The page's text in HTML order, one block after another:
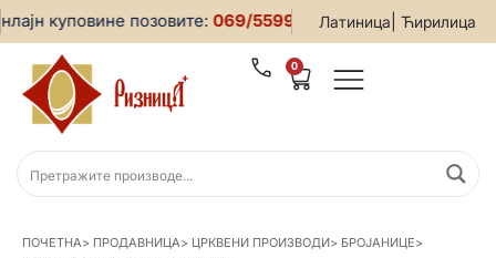
Латиница Ћирилица
куповине позовите:069/5599-019 • За све
0
ПОЧЕТНА> ПРОДАВНИЦА> ЦРКВЕНИ ПРОИЗВОДИ> БРОЈАНИЦЕ>